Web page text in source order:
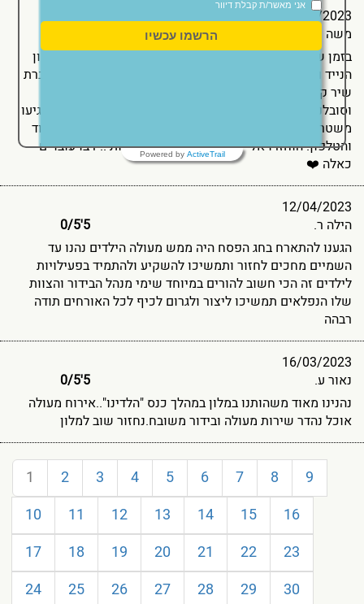
08/05/2023
משה ק.
בזמן שהותי בחוף הים של המלון הופתעתי שהתיק עם הטלפון
הנייד ועוד דברי ערך נעלמו ..לאחר חיפושים עליתי למלון הגברת
שיר קריאף מאגף הבטחון טיפלה בצורה מקצועית ואדיבות
וסובלנית לגבי המקרה והתקשרה לנייד הגנוב וניסתה לעזור הגיעו
משטרת ישראל ואז בעקבות עזרתה ונחישותה של שיר ..הציוד
והטלפון. הוחזרו אליי מוקיר ומעריך ורוב תודות ..ירבו עובדים
כאלה ❤️
12/04/2023
הילה ר.
5'0
/5
הגענו להתארח בחג הפסח היה ממש מעולה הילדים נהנו עד
השמיים מחכים לחזור ותמשיכו להשקיע ולהתמיד בפעילויות
לילדים זה הכי חשוב להורים במיוחד שימי מנהל הבידור והצוות
שלו הנפלאים תמשיכו ליצור ולגרום לכיף לכל האורחים תודה
רבהה
16/03/2023
נאור ע.
5'0
/5
נהנינו מאוד משהותנו במלון במהלך כנס "הלדינו"..אירוח מעולה
אוכל נהדר שירות מעולה ובידור משובח.נחזור שוב למלון
1 2 3 4 5 6 7 8
9
10
11 12 13 14 15
16
17
18 19 20 21 22
23
24
25 26 27 28 29
30
אני מאשר/ת קבלת דיוור
הרשמו עכשיו
Powered by ActiveTrail